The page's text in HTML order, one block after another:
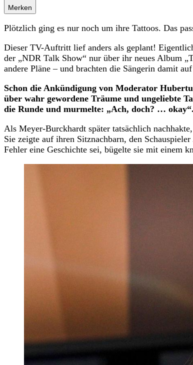
Merken
Plötzlich ging es nur noch um ihre Tattoos. Das
Dieser TV-Auftritt lief anders als geplant!
der „NDR Talk Show“ nur über ihr neues Album
andere Pläne – und brachten die Sängerin damit
Schon die Ankündigung von Moderator
über wahr gewordene Träume und ungeliebte
die Runde und murmelte: „Ach, doch? … okay“.
Als Meyer-Burckhardt später tatsächlich
Sie zeigte auf ihren Sitznachbarn, den
Fehler eine Geschichte sei, bügelte sie mit einem